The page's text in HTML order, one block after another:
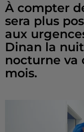
À compter
sera plus
aux
Dinan la
nocturne va
mois.